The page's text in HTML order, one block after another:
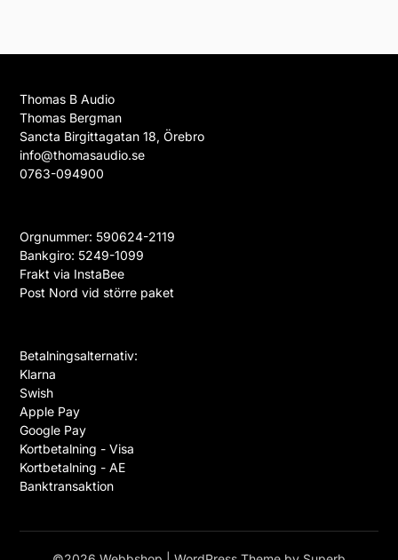
kan
på
produktsidan
varianter.
Thomas B Audio
Thomas Bergman
Sancta Birgittagatan 18, Örebro
info@thomasaudio.se
0763-094900
Orgnummer: 590624-2119
Bankgiro: 5249-1099
Frakt via InstaBee
Post Nord vid större paket
Betalningsalternativ:
Klarna
Swish
Apple Pay
Google Pay
Kortbetalning - Visa
Kortbetalning - AE
Banktransaktion